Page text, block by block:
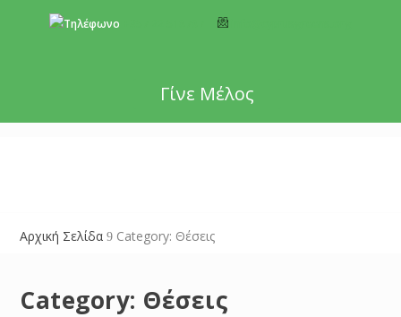
Γίνε Μέλος
Αρχική Σελίδα 9 Category: Θέσεις
Category: Θέσεις